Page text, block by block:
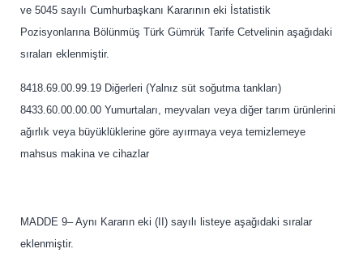
ve 5045 sayılı Cumhurbaşkanı Kararının eki İstatistik
Pozisyonlarına Bölünmüş Türk Gümrük Tarife Cetvelinin aşağıdaki
sıraları eklenmiştir.
8418.69.00.99.19 Diğerleri (Yalnız süt soğutma tankları)
8433.60.00.00.00 Yumurtaları, meyvaları veya diğer tarım ürünlerini
ağırlık veya büyüklüklerine göre ayırmaya veya temizlemeye
mahsus makina ve cihazlar
MADDE 9– Aynı Kararın eki (II) sayılı listeye aşağıdaki sıralar
eklenmiştir.